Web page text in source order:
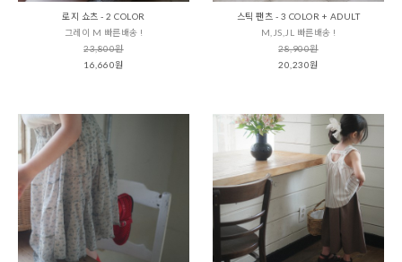
로지 쇼츠 - 2 COLOR
그레이 M 빠른배송 !
23,800원
16,660원
스틱 팬츠 - 3 COLOR + ADULT
M,JS,JL 빠른배송 !
28,900원
20,230원